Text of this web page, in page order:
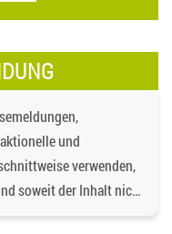
und
verwenden,
soweit der Inhalt nicht